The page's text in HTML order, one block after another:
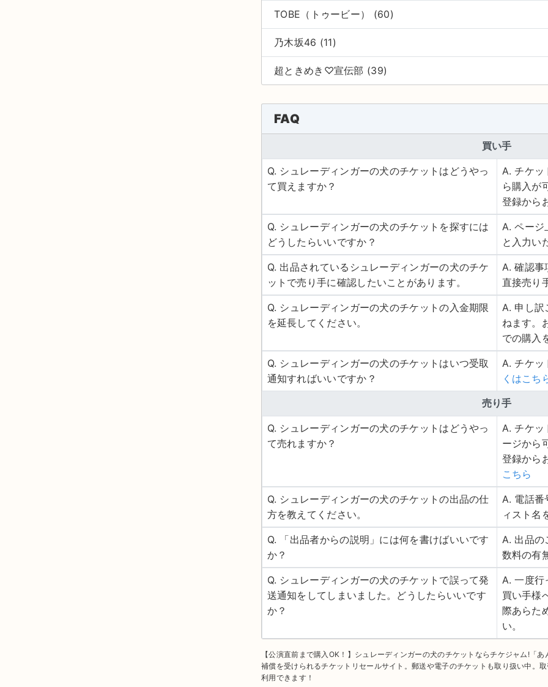
TOBE（トゥービー） (60)
乃木坂46 (11)
超ときめき♡宣伝部 (39)
FAQ
買い手
Q. シュレーディンガーの犬のチケットはどうやっ
て買えますか？
A. チケッ
ら購入が
登録から
Q. シュレーディンガーの犬のチケットを探すには
どうしたらいいですか？
A. ページ
と入力い
Q. 出品されているシュレーディンガーの犬のチケ
ットで売り手に確認したいことがあります。
A. 確認事
直接売り
Q. シュレーディンガーの犬のチケットの入金期限
を延長してください。
A. 申し訳
ねます。
での購入
Q. シュレーディンガーの犬のチケットはいつ受取
通知すればいいですか？
A. チケッ
くはこち
売り手
Q. シュレーディンガーの犬のチケットはどうやっ
て売れますか？
A. チケッ
ージから
登録から
こちら
Q. シュレーディンガーの犬のチケットの出品の仕
方を教えてください。
A. 電話番
ィスト名
Q. 「出品者からの説明」には何を書けばいいです
か？
A. 出品の
数料の有
Q. シュレーディンガーの犬のチケットで誤って発
送通知をしてしまいました。どうしたらいいです
か？
A. 一度行
買い手様
際あらた
い。
【公演直前まで購入OK！】シュレーディンガーの犬のチケットならチケジャム!「
補償を受けられるチケットリセールサイト。郵送や電子のチケットも取り扱い中。
利用できます！